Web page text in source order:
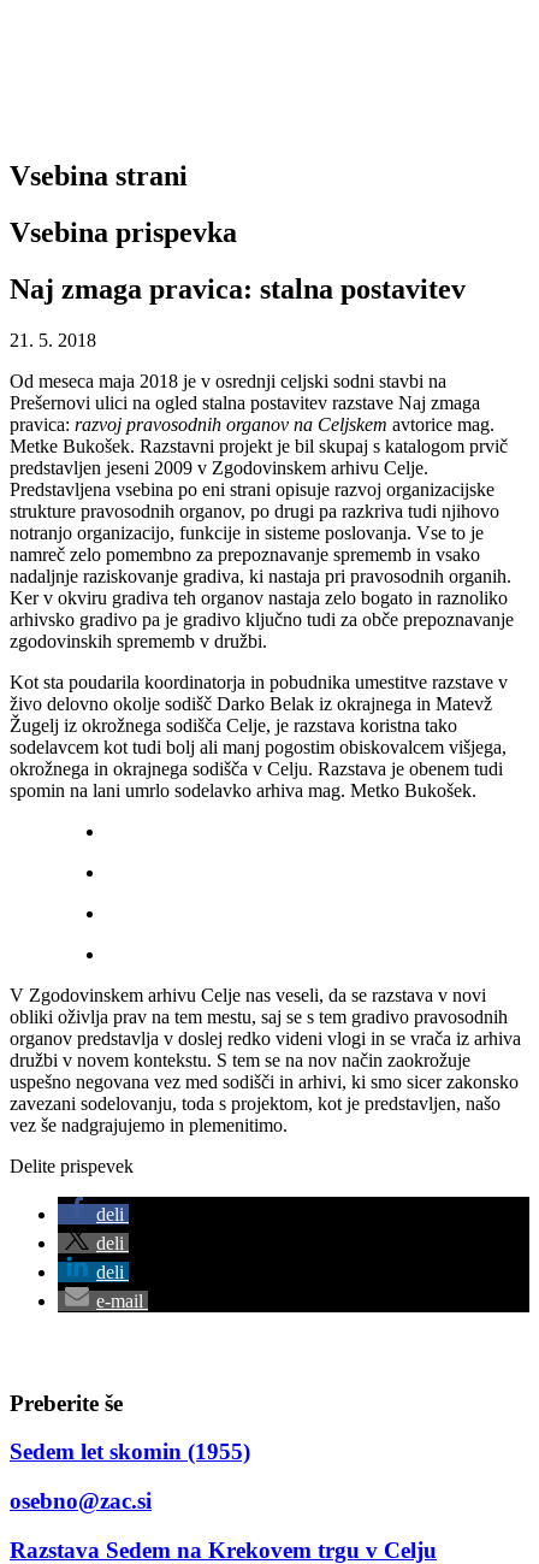
Vsebina strani
Vsebina prispevka
Naj zmaga pravica: stalna postavitev
21. 5. 2018
Od meseca maja 2018 je v osrednji celjski sodni stavbi na
Prešernovi ulici na ogled stalna postavitev razstave Naj zmaga
pravica: razvoj pravosodnih organov na Celjskem avtorice mag.
Metke Bukošek. Razstavni projekt je bil skupaj s katalogom prvič
predstavljen jeseni 2009 v Zgodovinskem arhivu Celje.
Predstavljena vsebina po eni strani opisuje razvoj organizacijske
strukture pravosodnih organov, po drugi pa razkriva tudi njihovo
notranjo organizacijo, funkcije in sisteme poslovanja. Vse to je
namreč zelo pomembno za prepoznavanje sprememb in vsako
nadaljnje raziskovanje gradiva, ki nastaja pri pravosodnih organih.
Ker v okviru gradiva teh organov nastaja zelo bogato in raznoliko
arhivsko gradivo pa je gradivo ključno tudi za obče prepoznavanje
zgodovinskih sprememb v družbi.
Kot sta poudarila koordinatorja in pobudnika umestitve razstave v
živo delovno okolje sodišč Darko Belak iz okrajnega in Matevž
Žugelj iz okrožnega sodišča Celje, je razstava koristna tako
sodelavcem kot tudi bolj ali manj pogostim obiskovalcem višjega,
okrožnega in okrajnega sodišča v Celju. Razstava je obenem tudi
spomin na lani umrlo sodelavko arhiva mag. Metko Bukošek.
V Zgodovinskem arhivu Celje nas veseli, da se razstava v novi
obliki oživlja prav na tem mestu, saj se s tem gradivo pravosodnih
organov predstavlja v doslej redko videni vlogi in se vrača iz arhiva
družbi v novem kontekstu. S tem se na nov način zaokrožuje
uspešno negovana vez med sodišči in arhivi, ki smo sicer zakonsko
zavezani sodelovanju, toda s projektom, kot je predstavljen, našo
vez še nadgrajujemo in plemenitimo.
Delite prispevek
deli
deli
deli
e-mail
Preberite še
Sedem let skomin (1955)
osebno@zac.si
Razstava Sedem na Krekovem trgu v Celju